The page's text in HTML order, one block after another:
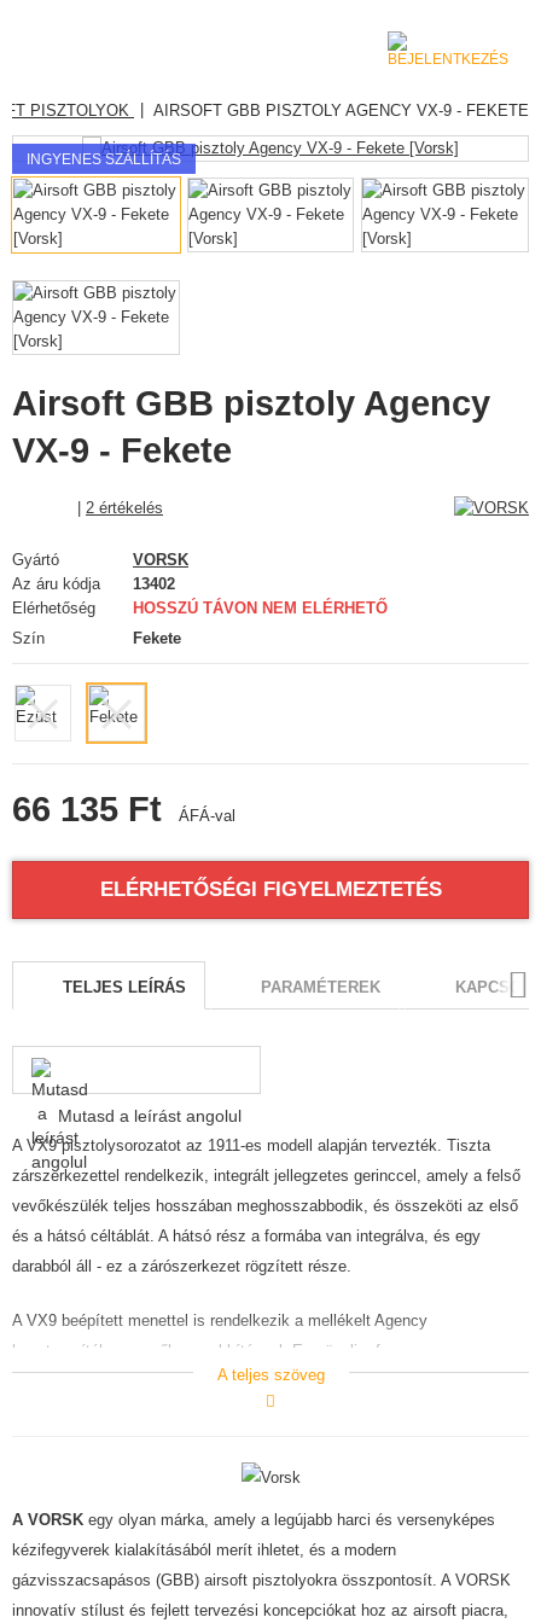
KATEGÓRIA
AIRSOFT FEGYVEREK
LÉGFEGYVEREK, CSÚZLIK
GRÁNÁTVETŐK, GRÁNÁTOK
LÖVEDÉK, GÁZ
AKKUMULÁTOROK, TÖLTŐK
TÁRAK
SZEMÜVEGEK, MASZKOK
FELSZERELÉS, EGYENRUHA, TOKOK
ÁLCÁZÁS, FESTÉK, SZALAG
KIEGÉSZÍTŐK, HORDSZÍJAK
FEGYVER JAVÍTÁS ÉS KARBANTARTÁS
ÖNVÉDELMI FELSZERELÉSEK, KÉPZÉS, KÉSEK
OUTDOOR, BUSHCRAFT
ÉLELMISZER
ÉPÍTŐKÉSZLETEK, MODELLEK
REKLÁM TÁRGYAK
SÉRÜLT, HASZNÁLT ÁRUK
HÍREK
KEDVEZMÉNYEK
PISZTOLYOK AIRSOFT GBB PISZTOLY AGENCY VX-9 - FEKETE
INGYENES SZÁLLÍTÁS
Airsoft GBB pisztoly Agency
VX-9 - Fekete
| 2 értékelés
Gyártó
VORSK
Az áru kódja
13402
Elérhetőség
HOSSZÚ TÁVON NEM ELÉRHETŐ
Szín
Fekete
66 135 Ft ÁFÁ-val
ELÉRHETŐSÉGI FIGYELMEZTETÉS
TELJES LEÍRÁS PARAMÉTEREK
Mutasd a leírást angolul
A VX9 pisztolysorozatot az 1911-es modell alapján tervezték. Tiszta
zárszerkezettel rendelkezik, integrált jellegzetes gerinccel, amely a felső
vevőkészülék teljes hosszában meghosszabbodik, és összeköti az első
és a hátsó céltáblát. A hátsó rész a formába van integrálva, és egy
darabból áll - ez a zárószerkezet rögzített része.
A VX9 beépített menettel is rendelkezik a mellékelt Agency
hangtompítóhoz a csőhosszabbítással. Ez növeli a fegyver
teljesítményét és pontosságát.
pillantásra a magasabb ár kárpótol az eredeti megjelenésért, a nagyon
Ez egy sűrített gázzal működő airsoft pisztoly. Lehetőség van azonban
CO2-bombákhoz való tár vásárlására is. Egyes modellek a csomagban
tartalmaznak egy tartalék belső töltőfúvókát gázüzemű és egy CO2-hez
A teljes szöveg
A VORSK egy olyan márka, amely a legújabb harci és versenyképes
kézifegyverek kialakításából merít ihletet, és a modern
gázvisszacsapásos (GBB) airsoft pisztolyokra összpontosít. A VORSK
innovatív stílust és fejlett tervezési koncepciókat hoz az airsoft piacra,